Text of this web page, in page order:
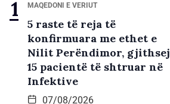
MAQEDONI E VERIUT
5 raste të reja të
konfirmuara me ethet e
Nilit Perëndimor, gjithsej
15 pacientë të shtruar në
Infektive
07/08/2026